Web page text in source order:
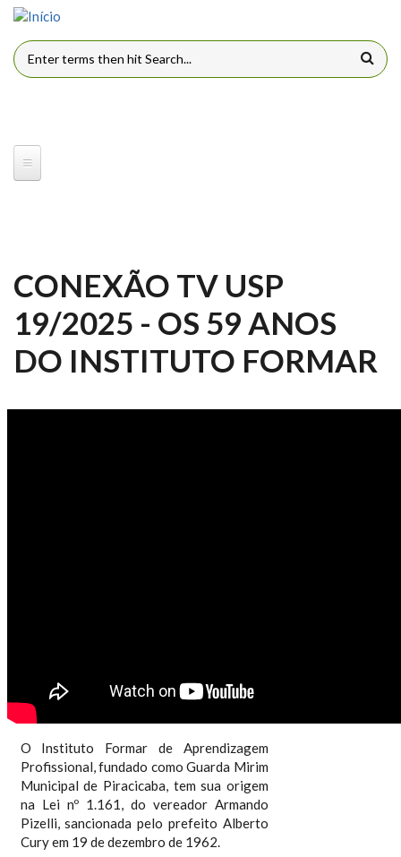
Pular para o conteúdo principal
FORMULÁRIO DE BUSCA
CONEXÃO TV USP
19/2025 - OS 59 ANOS
DO INSTITUTO FORMAR
O Instituto Formar de Aprendizagem
Profissional, fundado como Guarda Mirim
Municipal de Piracicaba, tem sua origem
na Lei nº 1.161, do vereador Armando
Pizelli, sancionada pelo prefeito Alberto
Cury em 19 de dezembro de 1962.